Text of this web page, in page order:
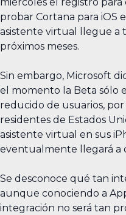
miércoles el registro
probar Cortana para iOS
asistente virtual llegue a
próximos meses.
Sin embargo, Microsoft
el momento la Beta sólo
reducido de usuarios,
residentes de Estados
asistente virtual en sus
eventualmente llegará a
Se desconoce qué tan
aunque conociendo a
integración no será tan